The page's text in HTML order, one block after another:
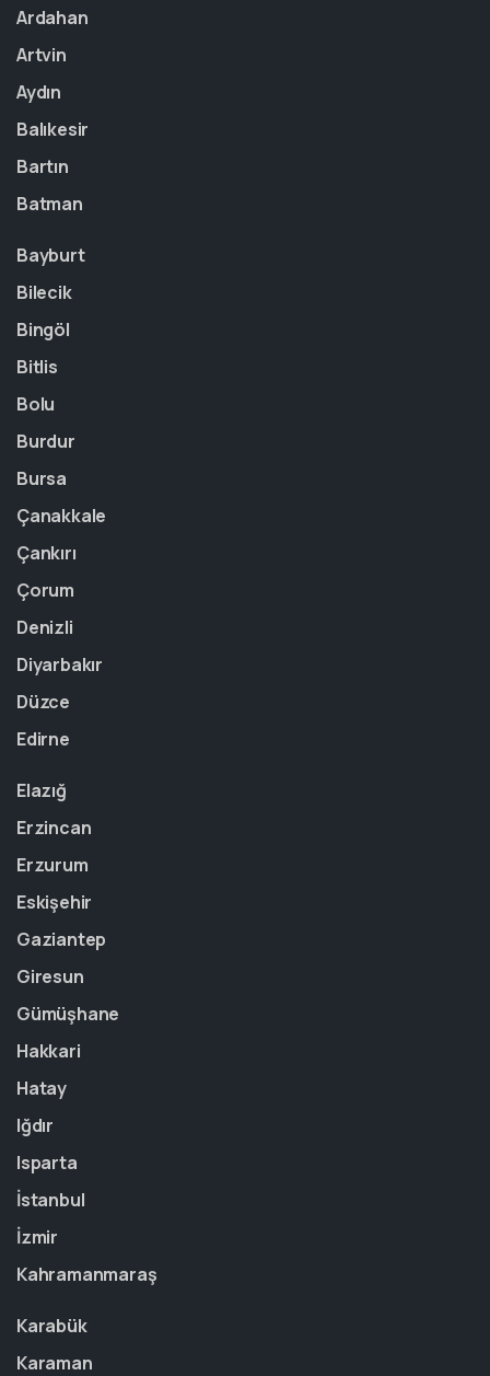
Ardahan
Artvin
Aydın
Balıkesir
Bartın
Batman
Bayburt
Bilecik
Bingöl
Bitlis
Bolu
Burdur
Bursa
Çanakkale
Çankırı
Çorum
Denizli
Diyarbakır
Düzce
Edirne
Elazığ
Erzincan
Erzurum
Eskişehir
Gaziantep
Giresun
Gümüşhane
Hakkari
Hatay
Iğdır
Isparta
İstanbul
İzmir
Kahramanmaraş
Karabük
Karaman